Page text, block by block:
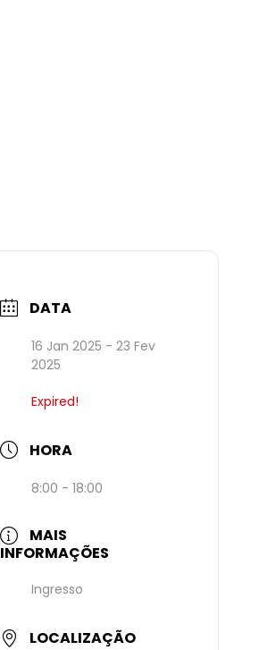
DATA
16 Jan 2025 - 23 Fev
2025
Expired!
HORA
8:00 - 18:00
MAIS
INFORMAÇÕES
Ingresso
LOCALIZAÇÃO